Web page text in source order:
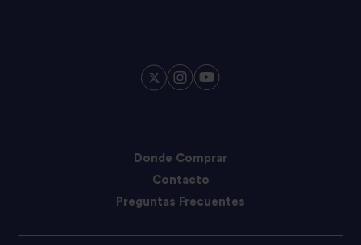
Donde Comprar
Contacto
Preguntas Frecuentes